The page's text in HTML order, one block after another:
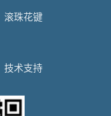
滚珠花键
技术支持